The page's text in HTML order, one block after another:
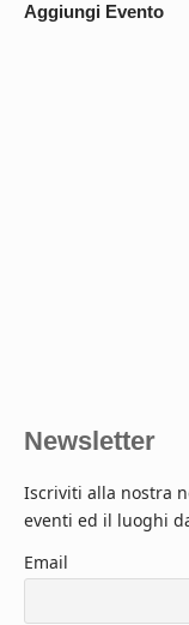
Aggiungi Evento
Newsletter
Iscriviti alla nostra
eventi ed il luoghi
Email